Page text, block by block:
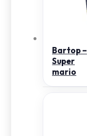
Bartop –
Super
mario